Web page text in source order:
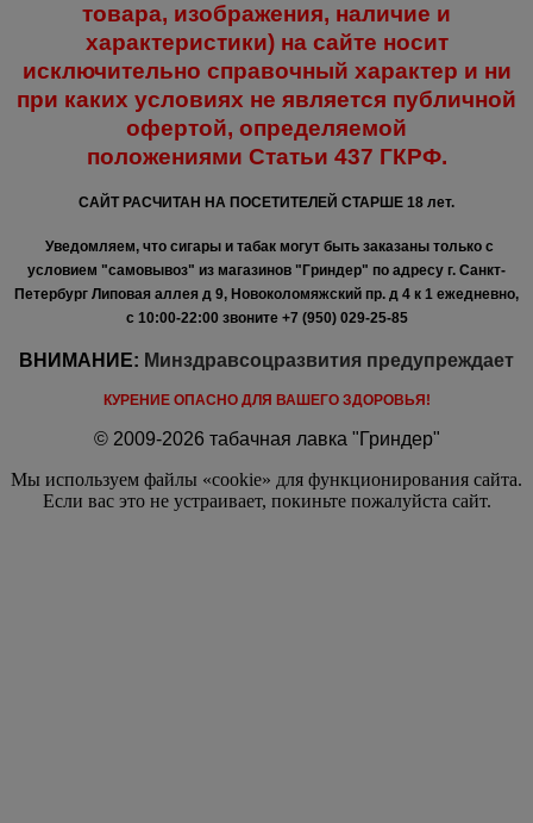
товара, изображения, наличие и
характеристики) на сайте носит
исключительно справочный характер и ни
при каких условиях не является публичной
офертой, определяемой
положениями Статьи 437 ГКРФ.
САЙТ РАСЧИТАН НА ПОСЕТИТЕЛЕЙ СТАРШЕ 18 лет.
Уведомляем, что сигары и табак могут быть заказаны только с
условием "самовывоз" из магазинов "Гриндер" по адресу г. Санкт-
Петербург Липовая аллея д 9, Новоколомяжский пр. д 4 к 1 ежедневно,
с 10:00-22:00 звоните +7 (950) 029-25-85
ВНИМАНИЕ: Минздравсоцразвития предупреждает
КУРЕНИЕ ОПАСНО ДЛЯ ВАШЕГО ЗДОРОВЬЯ!
© 2009-2026 табачная лавка "Гриндер"
Мы используем файлы «cookie» для функционирования сайта.
Если вас это не устраивает, покиньте пожалуйста сайт.